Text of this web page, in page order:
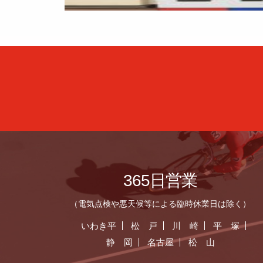
365日営業
（電気点検や悪天候等による臨時休業日は除く）
いわき平 松 戸 川 崎
平 塚
静 岡
名古屋 松 山